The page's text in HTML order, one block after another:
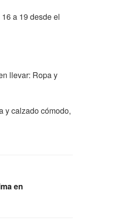
a 19 desde el
llevar: Ropa y
y calzado cómodo,
en